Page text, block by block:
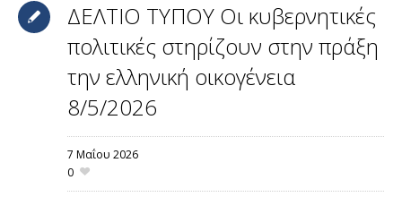
ΔΕΛΤΙΟ ΤΥΠΟΥ Οι κυβερνητικές
πολιτικές στηρίζουν στην πράξη
την ελληνική οικογένεια
8/5/2026
7 Μαΐου 2026
0